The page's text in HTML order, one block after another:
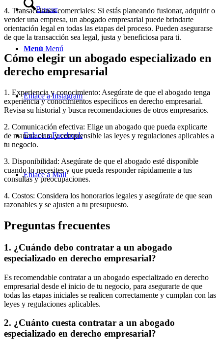
Buscar
Menú Menú
Enlace a Instagram
Enlace a Facebook
Enlace a Mail
4. Transacciones comerciales: Si estás planeando fusionar, adquirir o
vender una empresa, un abogado empresarial puede brindarte
orientación legal en todas las etapas del proceso. Pueden asegurarse
de que la transacción sea legal, justa y beneficiosa para ti.
Cómo elegir un abogado especializado en
derecho empresarial
1. Experiencia y conocimiento: Asegúrate de que el abogado tenga
experiencia y conocimientos específicos en derecho empresarial.
Revisa su historial y busca recomendaciones de otros empresarios.
2. Comunicación efectiva: Elige un abogado que pueda explicarte
de manera clara y comprensible las leyes y regulaciones aplicables a
tu negocio.
3. Disponibilidad: Asegúrate de que el abogado esté disponible
cuando lo necesites y que pueda responder rápidamente a tus
consultas y preocupaciones.
4. Costos: Considera los honorarios legales y asegúrate de que sean
razonables y se ajusten a tu presupuesto.
Preguntas frecuentes
1. ¿Cuándo debo contratar a un abogado
especializado en derecho empresarial?
Es recomendable contratar a un abogado especializado en derecho
empresarial desde el inicio de tu negocio, para asegurarte de que
todas las etapas iniciales se realicen correctamente y cumplan con las
leyes y regulaciones aplicables.
2. ¿Cuánto cuesta contratar a un abogado
especializado en derecho empresarial?